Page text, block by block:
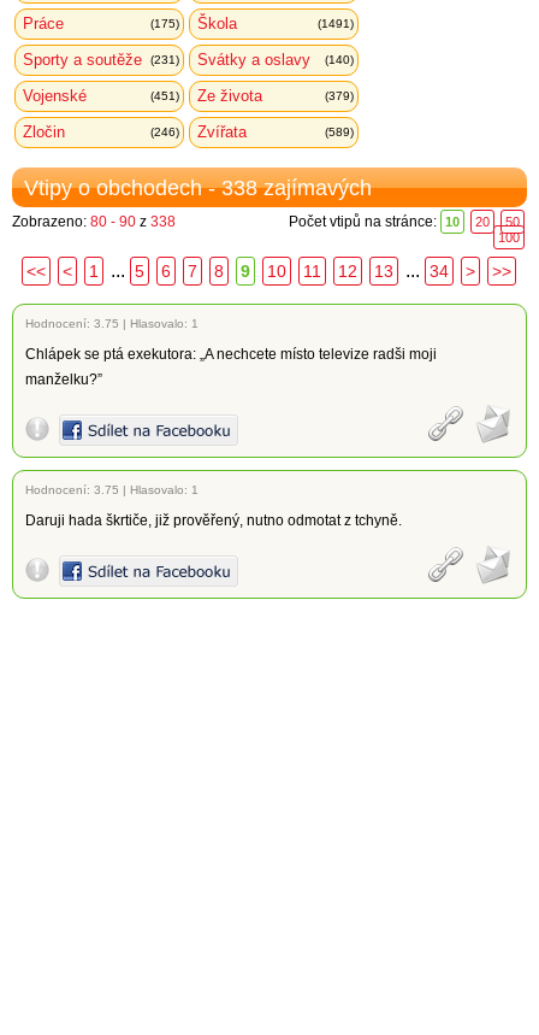
Práce (175) Škola (1491)
Sporty a soutěže (231) Svátky a oslavy (140)
Vojenské (451) Ze života (379)
Zločin (246) Zvířata (589)
Vtipy o obchodech - 338 zajímavých
Zobrazeno: 80 - 90 z 338 Počet vtipů na stránce: 10 20
50
100
<< < 1 ... 5 6 7 8 9 10 11 12 13 ... 34 > >>
Hodnocení: 3.75 | Hlasovalo: 1
Chlápek se ptá exekutora: „A nechcete místo televize radši moji
manželku?”
Hodnocení: 3.75 | Hlasovalo: 1
Daruji hada škrtiče, již prověřený, nutno odmotat z tchyně.